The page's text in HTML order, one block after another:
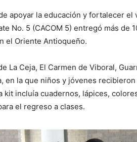
apoyar la educación y fortalecer el
No. 5 (CACOM 5) entregó más de
el Oriente Antioqueño.
La Ceja, El Carmen de Viboral,
en la que niños y jóvenes
kit incluía cuadernos, lápices,
el regreso a clases.